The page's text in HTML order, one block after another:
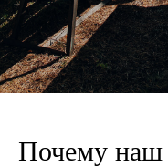
Почему наш